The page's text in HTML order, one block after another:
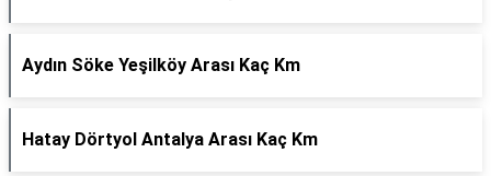
Aydın Söke Yeşilköy Arası Kaç Km
Hatay Dörtyol Antalya Arası Kaç Km